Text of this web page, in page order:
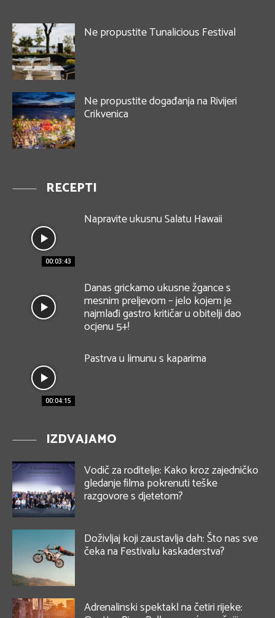
Ne propustite Tunalicious Festival
Ne propustite događanja na Rivijeri
Crikvenica
RECEPTI
00:03:43
Napravite ukusnu Salatu Hawaii
Danas grickamo ukusne žgance s
mesnim preljevom – jelo kojem je
najmlađi gastro kritičar u obitelji dao
ocjenu 5+!
00:04:15
Pastrva u limunu s kaparima
IZDVAJAMO
Vodič za roditelje: Kako kroz zajedničko
gledanje filma pokrenuti teške
razgovore s djetetom?
Doživljaj koji zaustavlja dah: Što nas sve
čeka na Festivalu kaskaderstva?
Adrenalinski spektakl na četiri rijeke: